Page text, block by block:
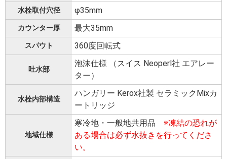
水栓取付穴径 φ35mm
カウンター厚 最大35mm
スパウト 360度回転式
吐水部
泡沫仕様 （スイス Neoperl社 エアレー
ター）
水栓内部構造
ハンガリー Kerox社製 セラミックMixカ
ートリッジ
地域仕様
寒冷地・一般地共用品 ※凍結の恐れが
ある場合は必ず水抜きを行ってくださ
い。